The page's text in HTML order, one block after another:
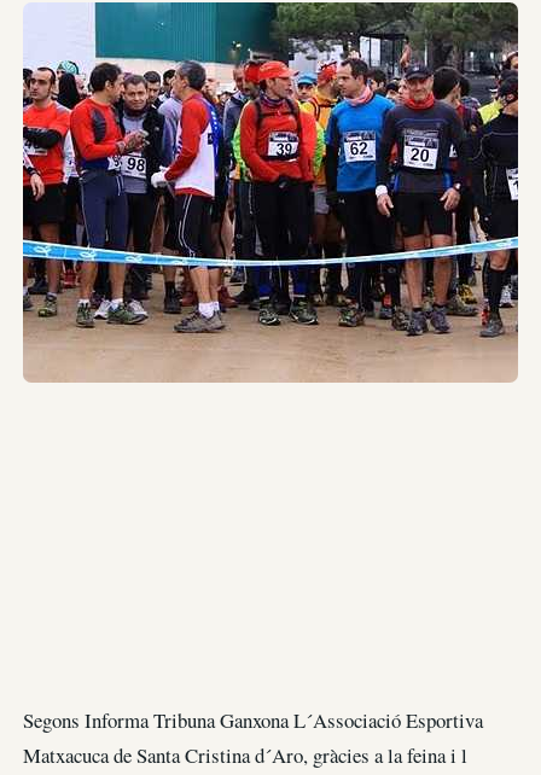
Segons Informa Tribuna Ganxona L´Associació Esportiva
Matxacuca de Santa Cristina d´Aro, gràcies a la feina i l